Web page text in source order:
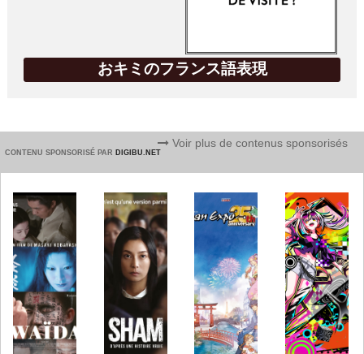
おキミのフランス語表現
CONTENU SPONSORISÉ PAR DIGIBU.NET
Voir plus de contenus sponsorisés